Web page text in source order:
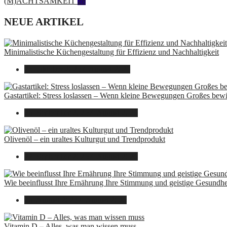
NEUE ARTIKEL
Minimalistische Küchengestaltung für Effizienz und Nachhaltigkeit
Gastartikel: Stress loslassen – Wenn kleine Bewegungen Großes
Olivenöl – ein uraltes Kulturgut und Trendprodukt
Wie beeinflusst Ihre Ernährung Ihre Stimmung und geistige